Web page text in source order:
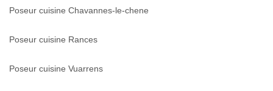
Poseur cuisine Chavannes-le-chene
Poseur cuisine Rances
Poseur cuisine Vuarrens